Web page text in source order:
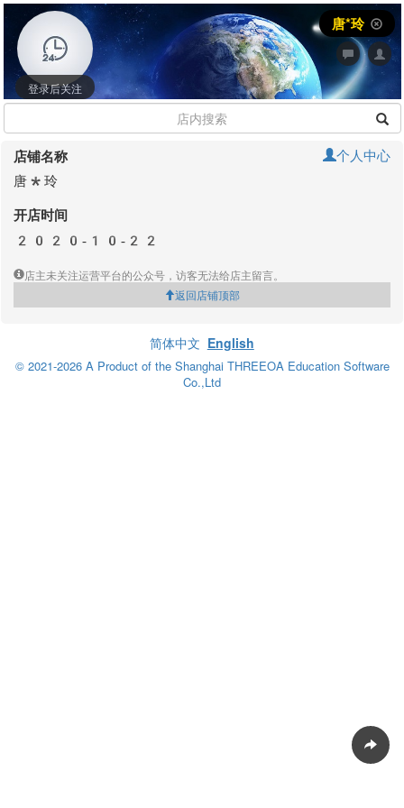
登录后关注
唐*玲
店铺名称 个人中心
唐*玲
开店时间
2020-10-22
店主未关注运营平台的公众号，访客无法给店主留言。
返回店铺顶部
简体中文 English
© 2021-2026 A Product of the Shanghai THREEOA Education Software
Co.,Ltd